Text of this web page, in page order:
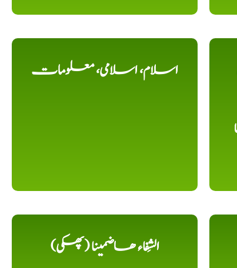
اسلام، اسلامی، معلومات
الشِفاء ھاضمینا (پھکی)